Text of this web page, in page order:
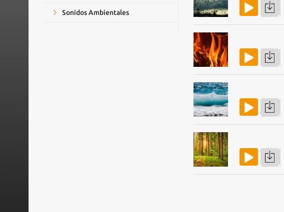
Sonidos Ambientales